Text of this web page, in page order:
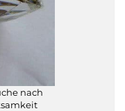
nach